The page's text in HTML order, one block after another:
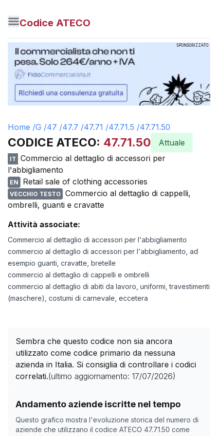
Codice ATECO
SPONSORIZZATO
Home /G /47 /47.7 /47.71 /47.71.5 /47.71.50
CODICE ATECO: 47.71.50 Attuale
IT
Commercio al dettaglio di accessori per
l'abbigliamento
EN Retail sale of clothing accessories
VECCHIO TESTO
Commercio al dettaglio di cappelli,
ombrelli, guanti e cravatte
Attività associate:
Commercio al dettaglio di accessori per l'abbigliamento
commercio al dettaglio di accessori per l'abbigliamento, ad
esempio guanti, cravatte, bretelle
commercio al dettaglio di cappelli e ombrelli
commercio al dettaglio di abiti da lavoro, uniformi, travestimenti
(maschere), costumi di carnevale, eccetera
Sembra che questo codice non sia ancora
utilizzato come codice primario da nessuna
azienda in Italia. Si consiglia di controllare i codici
correlati.(ultimo aggiornamento: 17/07/2026)
Andamento aziende iscritte nel tempo
Questo grafico mostra l'evoluzione storica del numero di
aziende che utilizzano il codice ATECO 47.71.50 come
Storico numero di aziende con codice ATECO
Data rilevazione
25/04/2025
0